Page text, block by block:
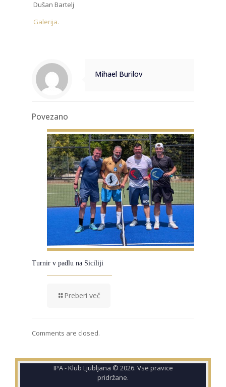
Dušan Bartelj
Galerija.
Mihael Burilov
Povezano
Turnir v padlu na Siciliji
Preberi več
Comments are closed.
IPA - Klub Ljubljana © 2026. Vse pravice
pridržane.